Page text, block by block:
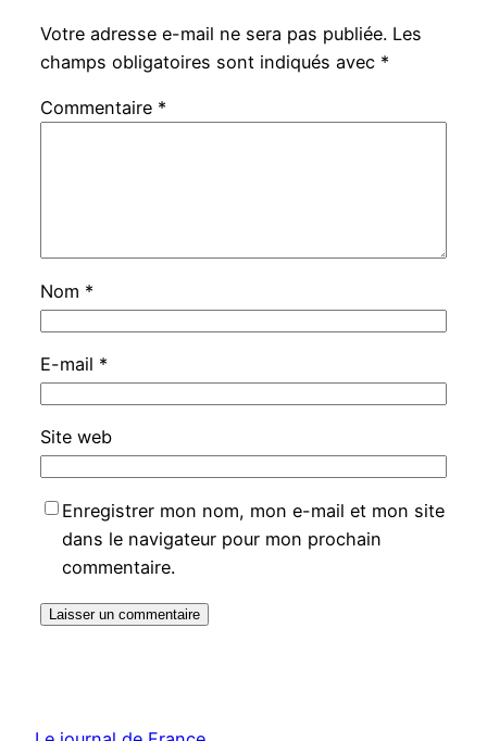
Votre adresse e-mail ne sera pas publiée. Les
champs obligatoires sont indiqués avec *
Commentaire *
Nom *
E-mail *
Site web
Enregistrer mon nom, mon e-mail et mon site
dans le navigateur pour mon prochain
commentaire.